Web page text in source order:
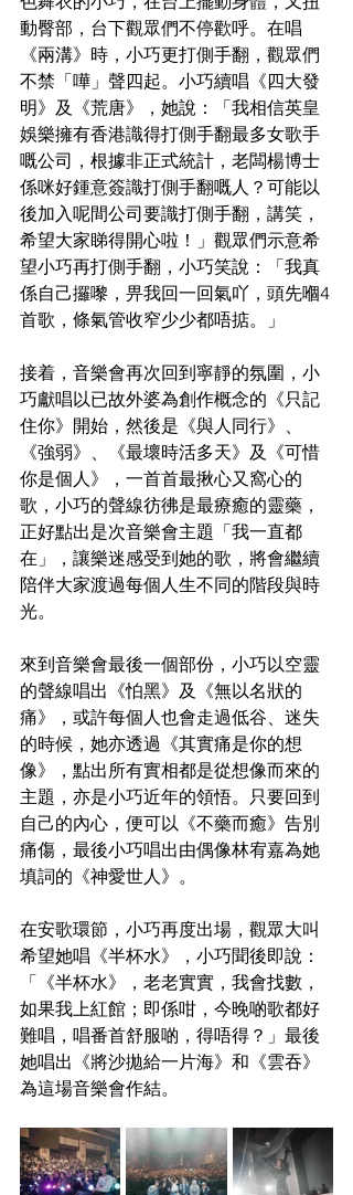
動臀部，台下觀眾們不停歡呼。在唱
《兩溝》時，小巧更打側手翻，觀眾們
不禁「嘩」聲四起。小巧續唱《四大發
明》及《荒唐》，她說：「我相信英皇
娛樂擁有香港識得打側手翻最多女歌手
嘅公司，根據非正式統計，老闆楊博士
係咪好鍾意簽識打側手翻嘅人？可能以
後加入呢間公司要識打側手翻，講笑，
希望大家睇得開心啦！」觀眾們示意希
望小巧再打側手翻，小巧笑說：「我真
係自己攞嚟，畀我回一回氣吖，頭先嗰4
首歌，條氣管收窄少少都唔掂。」
接着，音樂會再次回到寧靜的氛圍，小
巧獻唱以已故外婆為創作概念的《只記
住你》開始，然後是《與人同行》、
《強弱》、《最壞時活多天》及《可惜
你是個人》，一首首最揪心又窩心的
歌，小巧的聲線彷彿是最療癒的靈藥，
正好點出是次音樂會主題「我一直都
在」，讓樂迷感受到她的歌，將會繼續
陪伴大家渡過每個人生不同的階段與時
光。
來到音樂會最後一個部份，小巧以空靈
的聲線唱出《怕黑》及《無以名狀的
痛》，或許每個人也會走過低谷、迷失
的時候，她亦透過《其實痛是你的想
像》，點出所有實相都是從想像而來的
主題，亦是小巧近年的領悟。只要回到
自己的內心，便可以《不藥而癒》告別
痛傷，最後小巧唱出由偶像林宥嘉為她
填詞的《神愛世人》。
在安歌環節，小巧再度出場，觀眾大叫
希望她唱《半杯水》，小巧聞後即說：
「《半杯水》，老老實實，我會找數，
如果我上紅館；即係咁，今晚啲歌都好
難唱，唱番首舒服啲，得唔得？」最後
她唱出《將沙拋給一片海》和《雲吞》
為這場音樂會作結。